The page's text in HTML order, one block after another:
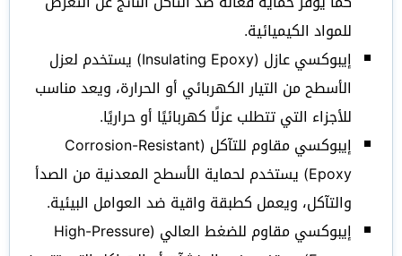
للمواد الكيميائية.
إيبوكسي عازل (Insulating Epoxy) يستخدم لعزل
الأسطح من التيار الكهربائي أو الحرارة، ويعد مناسب
للأجزاء التي تتطلب عزلًا كهربائيًا أو حراريًا.
إيبوكسي مقاوم للتآكل (Corrosion-Resistant
Epoxy) يستخدم لحماية الأسطح المعدنية من الصدأ
والتآكل، ويعمل كطبقة واقية ضد العوامل البيئية.
إيبوكسي مقاوم للضغط العالي (High-Pressure